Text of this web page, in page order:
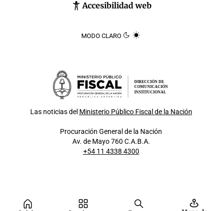
Accesibilidad web
MODO CLARO
DIRECCIÓN DE
COMUNICACIÓN
INSTITUCIONAL
Las noticias del Ministerio Público Fiscal de la Nación
Procuración General de la Nación
Av. de Mayo 760 C.A.B.A.
+54 11 4338 4300